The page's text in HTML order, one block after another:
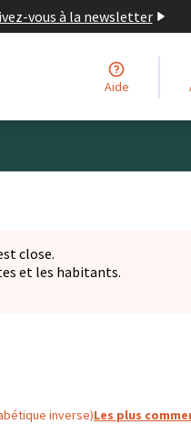
vous à la newsletter
Aide
close.
et les habitants.
inverse)Les plus